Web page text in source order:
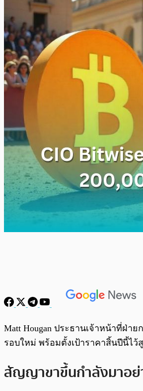
Matt Hougan ประธานเจ้าหน้าที่ฝ่
รอบใหม่ พร้อมตั้งเป้าราคาสิ้นปีนี้ไว้
สัญญาขาขึ้นกำลังมาอย่